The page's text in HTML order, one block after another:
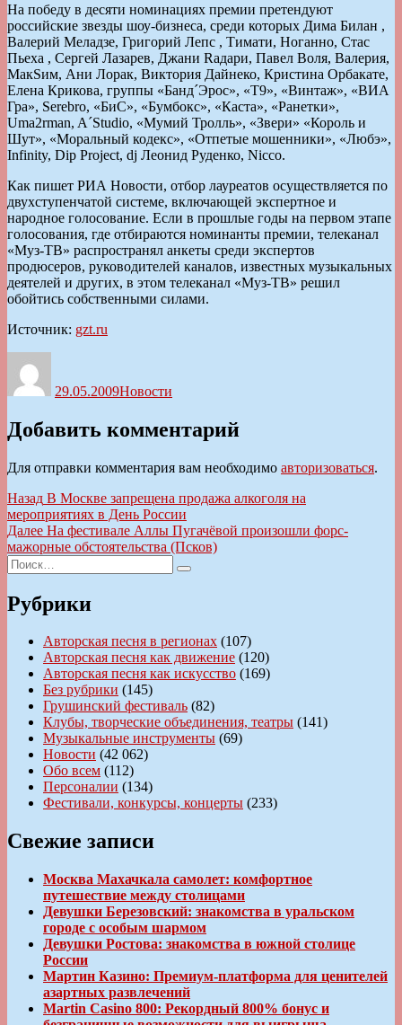
На победу в десяти номинациях премии претендуют
российские звезды шоу-бизнеса, среди которых Дима Билан ,
Валерий Меладзе, Григорий Лепс , Тимати, Ноганно, Стас
Пьеха , Сергей Лазарев, Джани Rадари, Павел Воля, Валерия,
МакSим, Ани Лорак, Виктория Дайнеко, Кристина Орбакате,
Елена Крикова, группы «Банд´Эрос», «Т9», «Винтаж», «ВИА
Гра», Serebro, «БиС», «Бумбокс», «Каста», «Ранетки»,
Uma2rman, A´Studio, «Мумий Тролль», «Звери» «Король и
Шут», «Моральный кодекс», «Отпетые мошенники», «Любэ»,
Infinity, Dip Project, dj Леонид Руденко, Nicco.
Как пишет РИА Новости, отбор лауреатов осуществляется по
двухступенчатой системе, включающей экспертное и
народное голосование. Если в прошлые годы на первом этапе
голосования, где отбираются номинанты премии, телеканал
«Муз-ТВ» распространял анкеты среди экспертов
продюсеров, руководителей каналов, известных музыкальных
деятелей и других, в этом телеканал «Муз-ТВ» решил
обойтись собственными силами.
Источник: gzt.ru
29.05.2009Новости
Добавить комментарий
Для отправки комментария вам необходимо авторизоваться.
Навигация
по
записям
Назад Предыдущая
запись:
В Москве запрещена продажа алкоголя на
мероприятиях в День России
Далее Следующая
запись:
На фестивале Аллы Пугачёвой произошли форс-
мажорные обстоятельства (Псков)
Искать:
Поиск
Рубрики
Авторская песня в регионах (107)
Авторская песня как движение (120)
Авторская песня как искусство (169)
Без рубрики (145)
Грушинский фестиваль (82)
Клубы, творческие объединения, театры (141)
Музыкальные инструменты (69)
Новости (42 062)
Обо всем (112)
Персоналии (134)
Фестивали, конкурсы, концерты (233)
Свежие записи
Москва Махачкала самолет: комфортное
путешествие между столицами
Девушки Березовский: знакомства в уральском
городе с особым шармом
Девушки Ростова: знакомства в южной столице
России
Мартин Казино: Премиум-платформа для ценителей
азартных развлечений
Martin Casino 800: Рекордный 800% бонус и